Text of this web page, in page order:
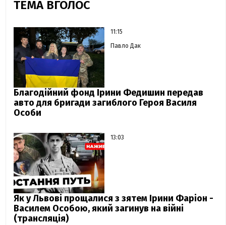
ТЕМА ВГОЛОС
11:15
Павло Дак
Благодійний фонд Ірини Федишин передав
авто для бригади загиблого Героя Василя
Особи
13:03
Як у Львові прощалися з зятем Ірини Фаріон -
Василем Особою, який загинув на війні
(трансляція)